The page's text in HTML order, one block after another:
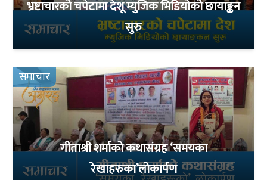
भ्रष्टाचारको चपेटामा देशू म्युजिक भिडियोको छायाङ्कन
सुरु
समाचार
गीताश्री शर्माको कथासंग्रह ‘समयका
रेखाहरुका’लोकार्पण